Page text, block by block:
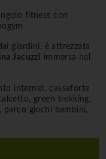
fitness con
giardini, è attrezzata
Jacuzzi immersa nel
internet, cassaforte
green trekking,
parco giochi bambini,